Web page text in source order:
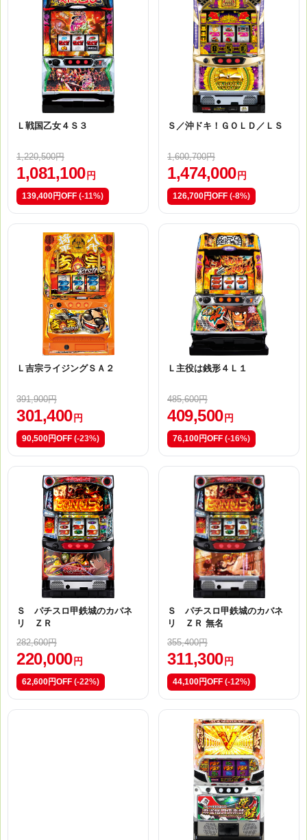
Ｌ戦国乙女４Ｓ３
1,220,500円
1,081,100 円
139,400円OFF (-11%)
Ｓ／沖ドキ！ＧＯＬＤ／ＬＳ
1,600,700円
1,474,000 円
126,700円OFF (-8%)
Ｌ吉宗ライジングＳＡ２
391,900円
301,400 円
90,500円OFF (-23%)
Ｌ主役は銭形４Ｌ１
485,600円
409,500 円
76,100円OFF (-16%)
Ｓ パチスロ甲鉄城のカバネ
リ ＺＲ
282,600円
220,000 円
62,600円OFF (-22%)
Ｓ パチスロ甲鉄城のカバネ
リ ＺＲ 無名
355,400円
311,300 円
44,100円OFF (-12%)